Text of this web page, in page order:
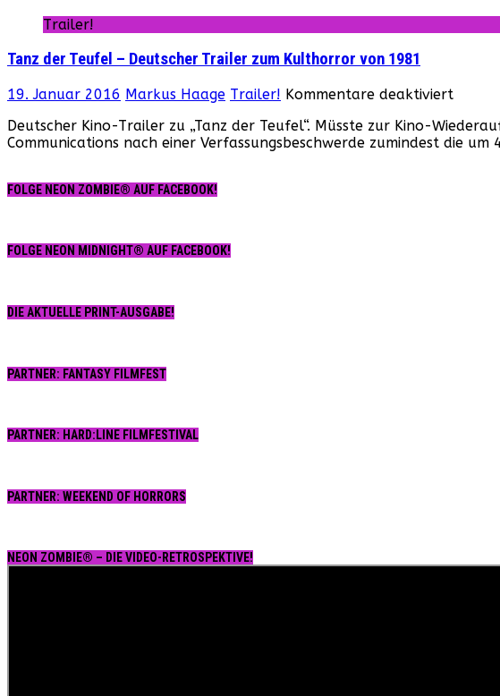
Trailer!
Tanz der Teufel – Deutscher Trailer zum Kulthorror von 1981
19. Januar 2016 Markus Haage Trailer! Kommentare deaktiviertfür
der
Teufel
Deutscher Kino-Trailer zu „Tanz der Teufel“. Müsste zur Kino-
Communications nach einer Verfassungsbeschwerde zumindest die
FOLGE NEON ZOMBIE® AUF FACEBOOK!
FOLGE NEON MIDNIGHT® AUF FACEBOOK!
DIE AKTUELLE PRINT-AUSGABE!
PARTNER: FANTASY FILMFEST
PARTNER: HARD:LINE FILMFESTIVAL
PARTNER: WEEKEND OF HORRORS
NEON ZOMBIE® – DIE VIDEO-RETROSPEKTIVE!